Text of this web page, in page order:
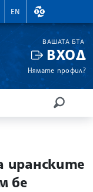
EN
ВАЛУТНИ
ВАШАТА БТА
ВХОД
Нямате профил?
иранските
бе